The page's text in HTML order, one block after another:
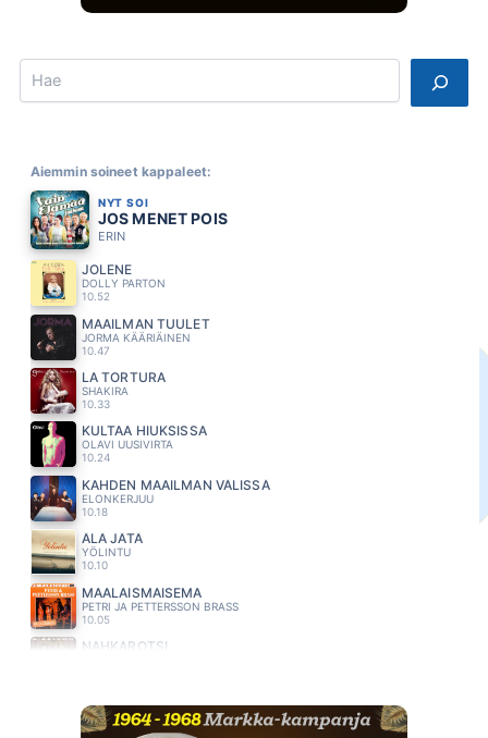
Search
Aiemmin soineet kappaleet:
NYT SOI
JOS MENET POIS
ERIN
JOLENE
DOLLY PARTON
10.52
MAAILMAN TUULET
JORMA KÄÄRIÄINEN
10.47
LA TORTURA
SHAKIRA
10.33
KULTAA HIUKSISSA
OLAVI UUSIVIRTA
10.24
KAHDEN MAAILMAN VÄLISSÄ
ELONKERJUU
10.18
ÄLÄ JÄTÄ
YÖLINTU
10.10
MAALAISMAISEMA
PETRI JA PETTERSSON BRASS
10.05
NAHKAROTSI
PATE MUSTAJÄRVI
09.57